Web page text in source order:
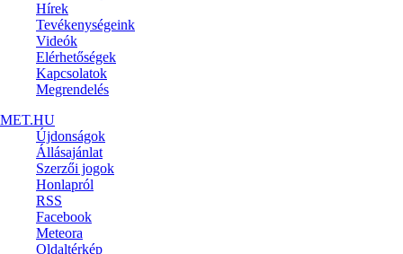
Hírek
Tevékenységeink
Videók
Elérhetőségek
Kapcsolatok
Megrendelés
MET.HU
Újdonságok
Állásajánlat
Szerzői jogok
Honlapról
RSS
Facebook
Meteora
Oldaltérkép